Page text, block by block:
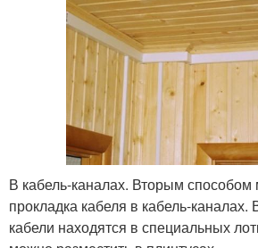
В кабель-каналах. Вторым способом
прокладка кабеля в кабель-
кабели находятся в специальных